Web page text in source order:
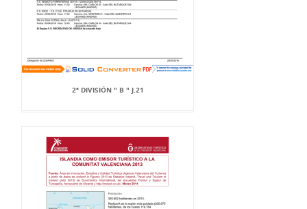
2ª DIVISIÓN " B " J.21